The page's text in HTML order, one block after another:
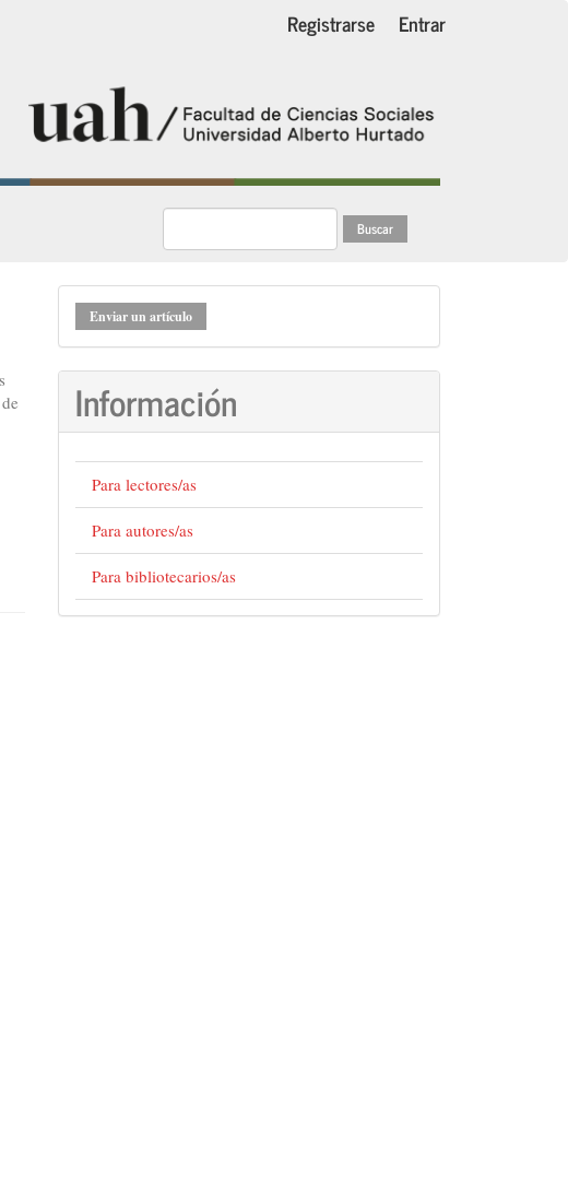
Registrarse Entrar
Buscar
Enviar
un
artículo
Enviar un artículo
Información
Para lectores/as
Para autores/as
Para bibliotecarios/as